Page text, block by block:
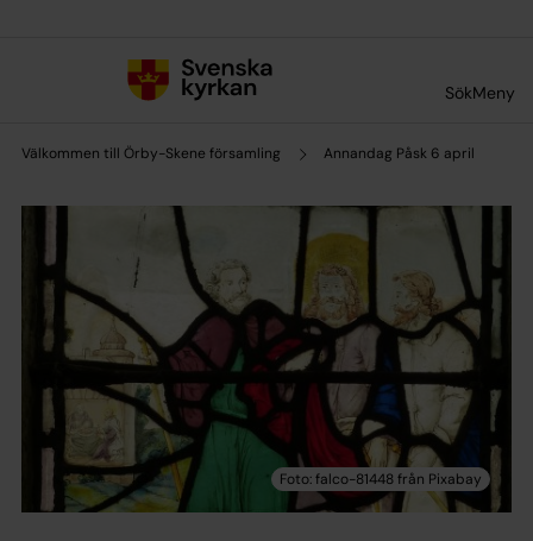
SökMeny
Välkommen till Örby-Skene församling Annandag Påsk 6 april